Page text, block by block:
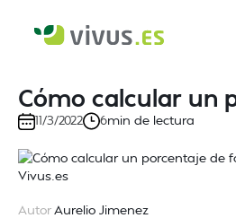
Cómo calcular un
11/3/2022 6min de lectura
AutorAurelio Jimenez